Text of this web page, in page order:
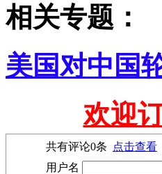
相关专题：
美国对中国
欢迎
共有评论0条
点击查看
用户名